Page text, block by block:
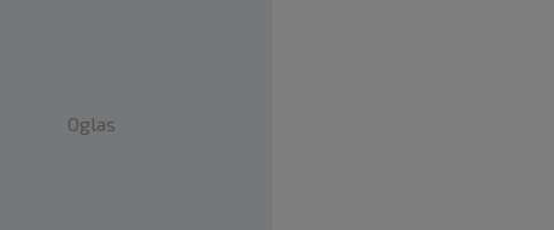
Oglas